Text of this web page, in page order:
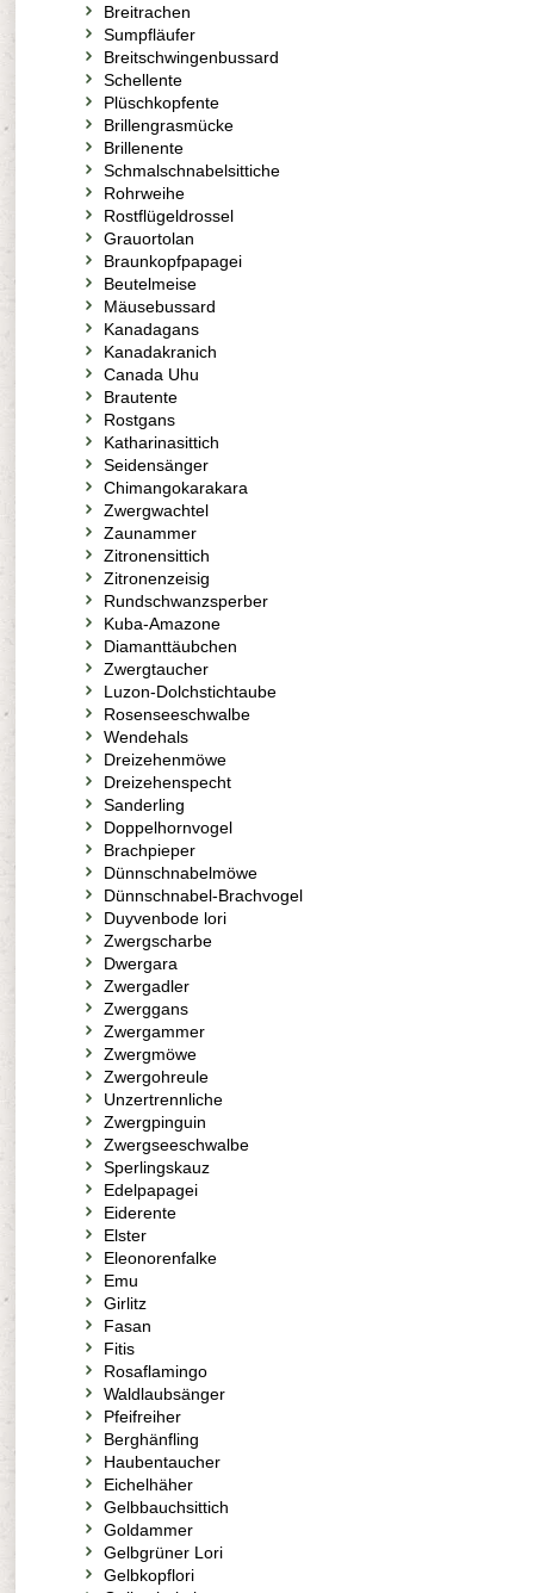
Breitrachen
Sumpfläufer
Breitschwingenbussard
Schellente
Plüschkopfente
Brillengrasmücke
Brillenente
Schmalschnabelsittiche
Rohrweihe
Rostflügeldrossel
Grauortolan
Braunkopfpapagei
Beutelmeise
Mäusebussard
Kanadagans
Kanadakranich
Canada Uhu
Brautente
Rostgans
Katharinasittich
Seidensänger
Chimangokarakara
Zwergwachtel
Zaunammer
Zitronensittich
Zitronenzeisig
Rundschwanzsperber
Kuba-Amazone
Diamanttäubchen
Zwergtaucher
Luzon-Dolchstichtaube
Rosenseeschwalbe
Wendehals
Dreizehenmöwe
Dreizehenspecht
Sanderling
Doppelhornvogel
Brachpieper
Dünnschnabelmöwe
Dünnschnabel-Brachvogel
Duyvenbode lori
Zwergscharbe
Dwergara
Zwergadler
Zwerggans
Zwergammer
Zwergmöwe
Zwergohreule
Unzertrennliche
Zwergpinguin
Zwergseeschwalbe
Sperlingskauz
Edelpapagei
Eiderente
Elster
Eleonorenfalke
Emu
Girlitz
Fasan
Fitis
Rosaflamingo
Waldlaubsänger
Pfeifreiher
Berghänfling
Haubentaucher
Eichelhäher
Gelbbauchsittich
Goldammer
Gelbgrüner Lori
Gelbkopflori